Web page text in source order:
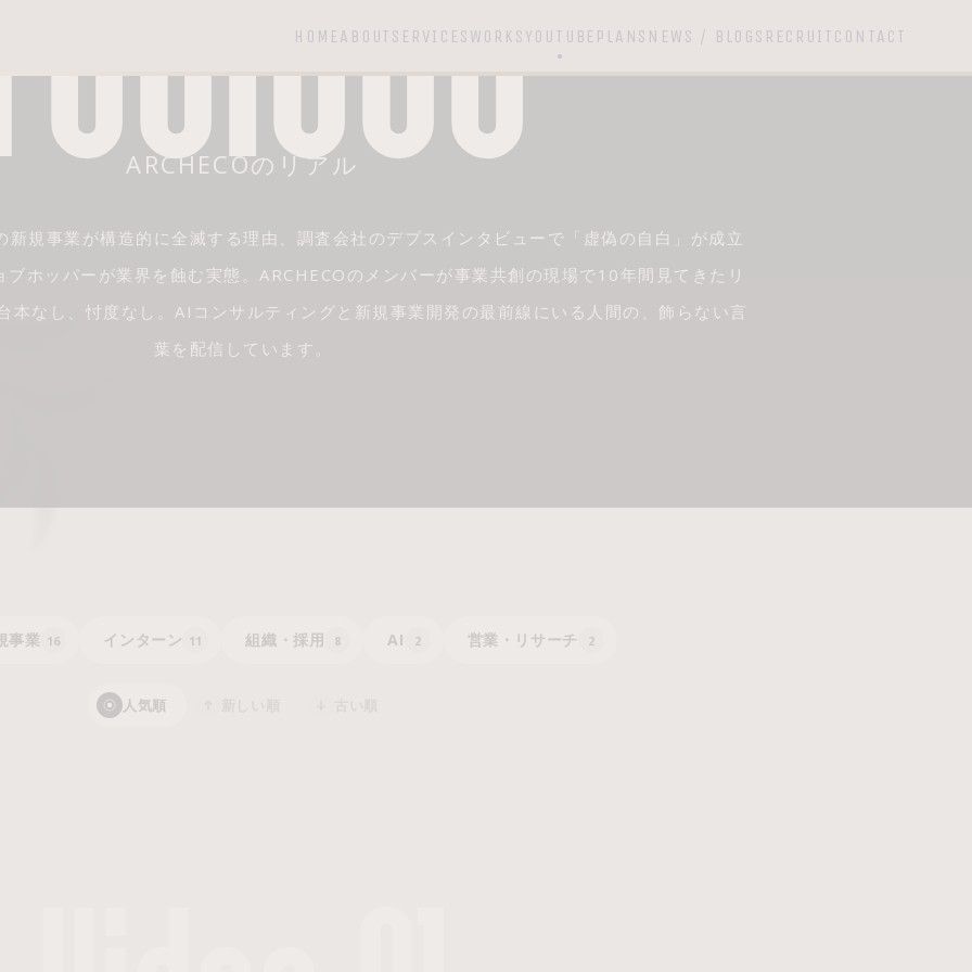
HOME ABOUT SERVICES WORKS YOUTUBE PLANS NEWS / BLOGS RECRUIT CONTACT
ARCHECOのリアル
新規事業が構造的に全滅する理由、調査会社のデプスインタビューで「虚偽の自白」が成立
ブホッパーが業界を蝕む実態。ARCHECOのメンバーが事業共創の現場で10年間見てきたリ
本なし、忖度なし。AIコンサルティングと新規事業開発の最前線にいる人間の、飾らない言
葉を配信しています。
事業 16 インターン 11 組織・採用 8 AI 2 営業・リサーチ 2
人気順